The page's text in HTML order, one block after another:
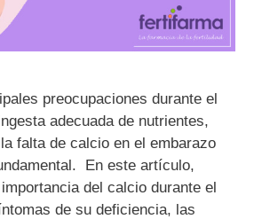
preocupaciones durante el
adecuada de nutrientes,
falta de calcio en el embarazo
En este artículo,
del calcio durante el
de su deficiencia, las